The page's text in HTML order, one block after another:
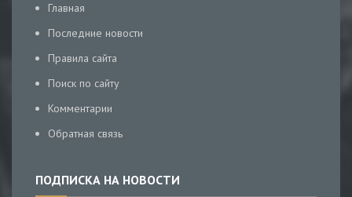
Главная
Последние новости
Правила сайта
Поиск по сайту
Комментарии
Обратная связь
ПОДПИСКА НА НОВОСТИ